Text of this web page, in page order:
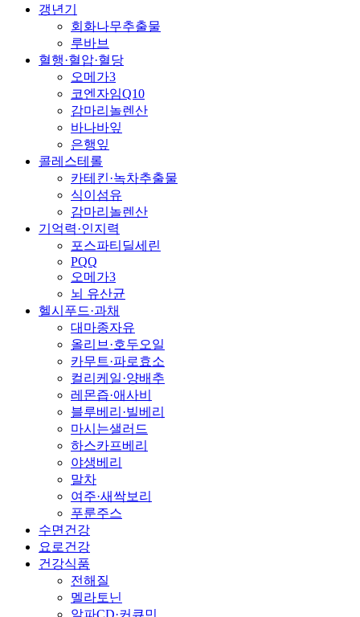
갱년기
회화나무추출물
루바브
혈행·혈압·혈당
오메가3
코엔자임Q10
감마리놀렌산
바나바잎
은행잎
콜레스테롤
카테킨·녹차추출물
식이섬유
감마리놀렌산
기억력·인지력
포스파티딜세린
PQQ
오메가3
뇌 유산균
헬시푸드·과채
대마종자유
올리브·호두오일
카무트·파로효소
컬리케일·양배추
레몬즙·애사비
블루베리·빌베리
마시는샐러드
하스카프베리
야생베리
말차
여주·새싹보리
푸룬주스
수면건강
요로건강
건강식품
전해질
멜라토닌
알파CD·커큐민